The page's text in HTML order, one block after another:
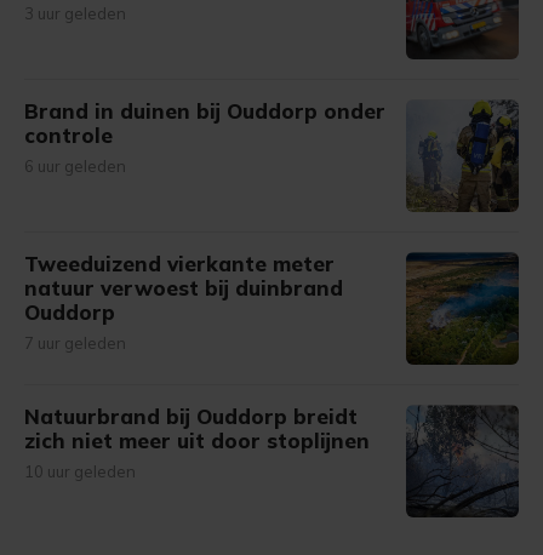
3 uur geleden
Brand in duinen bij Ouddorp onder
controle
6 uur geleden
Tweeduizend vierkante meter
natuur verwoest bij duinbrand
Ouddorp
7 uur geleden
Natuurbrand bij Ouddorp breidt
zich niet meer uit door stoplijnen
10 uur geleden